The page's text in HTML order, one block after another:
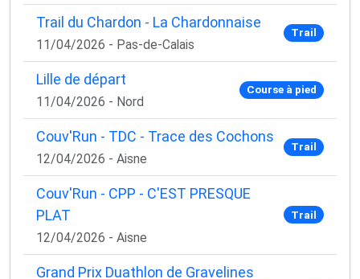
Trail du Chardon - La Chardonnaise
11/04/2026 - Pas-de-Calais
Trail
Lille de départ
11/04/2026 - Nord
Course à pied
Couv'Run - TDC - Trace des Cochons
12/04/2026 - Aisne
Trail
Couv'Run - CPP - C'EST PRESQUE
PLAT
12/04/2026 - Aisne
Trail
Grand Prix Duathlon de Gravelines